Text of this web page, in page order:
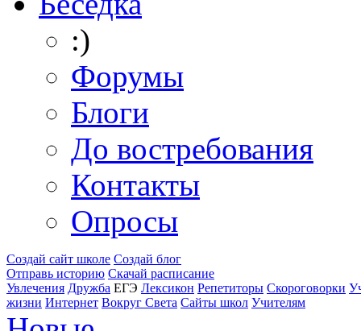
:)
Форумы
Блоги
До востребования
Контакты
Опросы
Создай сайт школе Создай блог
Отправь историю Скачай расписание
Увлечения Дружба ЕГЭ Лексикон Репетиторы Скороговорки
жизни Интернет Вокруг Света Сайты школ Учителям